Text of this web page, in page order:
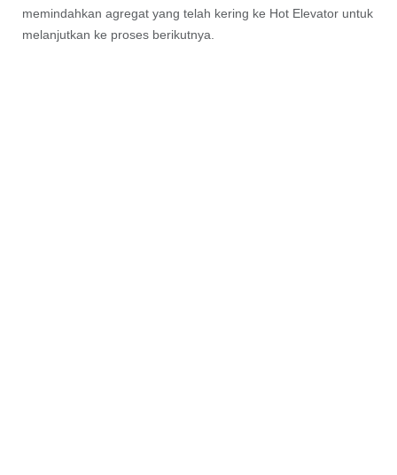
memindahkan agregat yang telah kering ke Hot Elevator untuk
melanjutkan ke proses berikutnya.